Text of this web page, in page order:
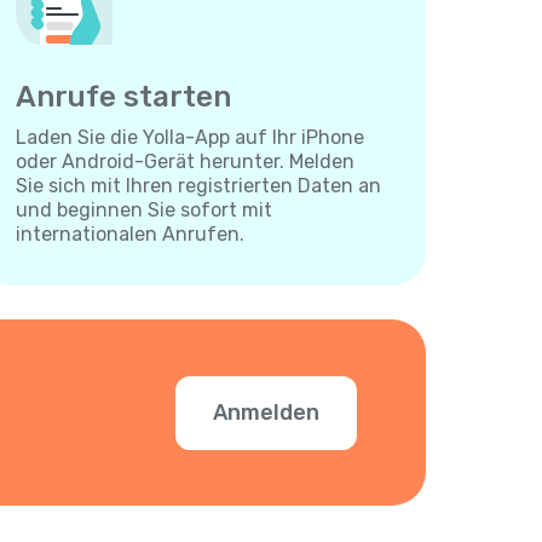
Anrufe starten
Laden Sie die Yolla-App auf Ihr iPhone
oder Android-Gerät herunter. Melden
Sie sich mit Ihren registrierten Daten an
und beginnen Sie sofort mit
internationalen Anrufen.
Anmelden